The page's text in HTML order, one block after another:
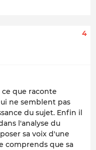
4
que raconte
ne semblent pas
du sujet. Enfin il
l'analyse du
sa voix d'une
comprends que sa